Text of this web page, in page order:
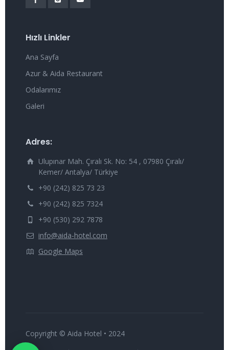
Hızlı Linkler
Ana Sayfa
Azur & Aida Restaurant
Odalarımız
Galeri
Adres:
Ulupınar Mah. Çıralı Sk. No: 54 , 07980 Çıralı/
Kemer/ Antalya/ Türkiye
+90 (242) 825 73 23
+90 (242) 825 7324
+90 (530) 292 7878
info@aida-hotel.com
Google Maps
Copyright © Aida Hotel • 2024